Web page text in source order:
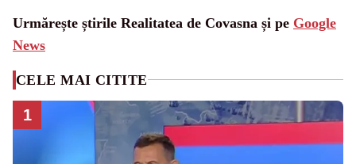
Urmărește știrile Realitatea de Covasna și pe Google
News
CELE MAI CITITE
1